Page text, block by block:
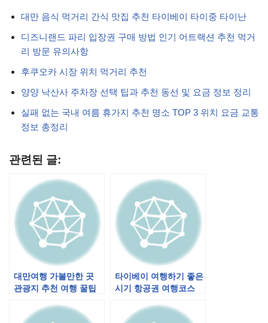
대만 음식 먹거리 간식 맛집 추천 타이베이 타이중 타이난
디즈니랜드 파리 입장권 구매 방법 인기 어트랙션 추천 먹거
리 방문 유의사항
후쿠오카 시장 위치 먹거리 추천
양양 낙산사 주차장 선택 팁과 추천 동선 및 요금 정보 정리
실패 없는 국내 여름 휴가지 추천 명소 TOP 3 위치 요금 교통
정보 총정리
관련된 글:
대만여행 가볼만한 곳
관광지 추천 여행 꿀팁
타이베이 여행하기 좋은
시기 항공권 여행코스